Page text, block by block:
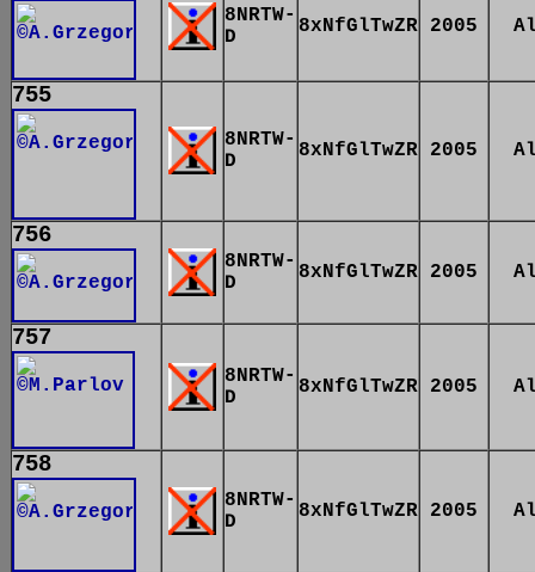
8NRTW-
D
8xNfGlTwZR 2005
755
8NRTW-
D
8xNfGlTwZR 2005
756
8NRTW-
D
8xNfGlTwZR 2005
757
8NRTW-
D
8xNfGlTwZR 2005
758
8NRTW-
D
8xNfGlTwZR 2005